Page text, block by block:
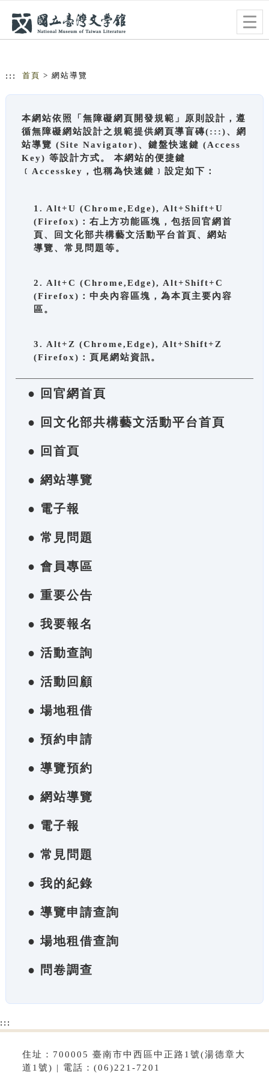
::: 首頁 > 網站導覽
本網站依照「無障礙網頁開發規範」原則設計，遵
循無障礙網站設計之規範提供網頁導盲磚(:::)、網
站導覽 (Site Navigator)、鍵盤快速鍵 (Access
Key) 等設計方式。 本網站的便捷鍵
﹝Accesskey，也稱為快速鍵﹞設定如下：
1. Alt+U (Chrome,Edge), Alt+Shift+U
(Firefox)：右上方功能區塊，包括回官網首
頁、回文化部共構藝文活動平台首頁、網站
導覽、常見問題等。
2. Alt+C (Chrome,Edge), Alt+Shift+C
(Firefox)：中央內容區塊，為本頁主要內容
區。
3. Alt+Z (Chrome,Edge), Alt+Shift+Z
(Firefox)：頁尾網站資訊。
● 回官網首頁
● 回文化部共構藝文活動平台首頁
● 回首頁
● 網站導覽
● 電子報
● 常見問題
● 會員專區
● 重要公告
● 我要報名
● 活動查詢
● 活動回顧
● 場地租借
● 預約申請
● 導覽預約
● 網站導覽
● 電子報
● 常見問題
● 我的紀錄
● 導覽申請查詢
● 場地租借查詢
● 問卷調查
:::
住址：700005 臺南市中西區中正路1號(湯德章大
道1號) | 電話：(06)221-7201